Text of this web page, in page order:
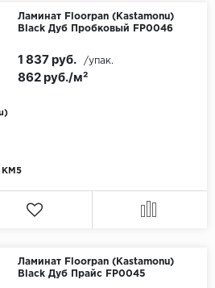
Primavera
SPC DEW
Ламинат Floorpan (Kastamonu)
Black Дуб Пробковый FP0046
КМ5
862 руб./м²
1 837 руб. /упак.
Ламинат Floorpan (Kastamonu)
Black Дуб Прайс FP0045